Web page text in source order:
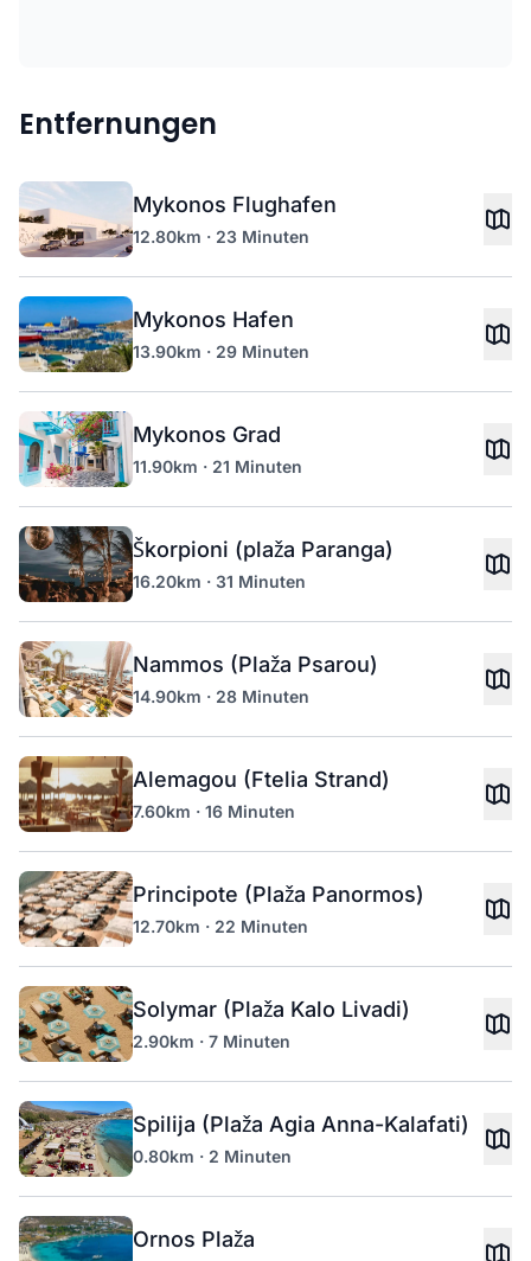
Entfernungen
Mykonos Flughafen
12.80km · 23 Minuten
Mykonos Hafen
13.90km · 29 Minuten
Mykonos Grad
11.90km · 21 Minuten
Škorpioni (plaža Paranga)
16.20km · 31 Minuten
Nammos (Plaža Psarou)
14.90km · 28 Minuten
Alemagou (Ftelia Strand)
7.60km · 16 Minuten
Principote (Plaža Panormos)
12.70km · 22 Minuten
Solymar (Plaža Kalo Livadi)
2.90km · 7 Minuten
Spilija (Plaža Agia Anna-Kalafati)
0.80km · 2 Minuten
Ornos Plaža